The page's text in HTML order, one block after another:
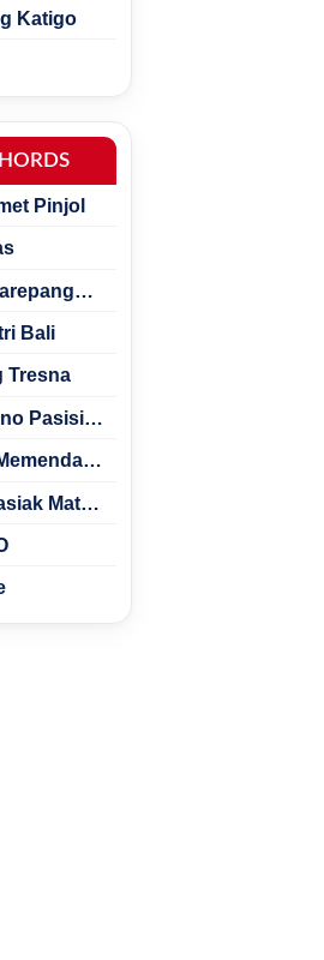
Katigo
Pinjol
Bali
Tresna
Pasisia
Mato